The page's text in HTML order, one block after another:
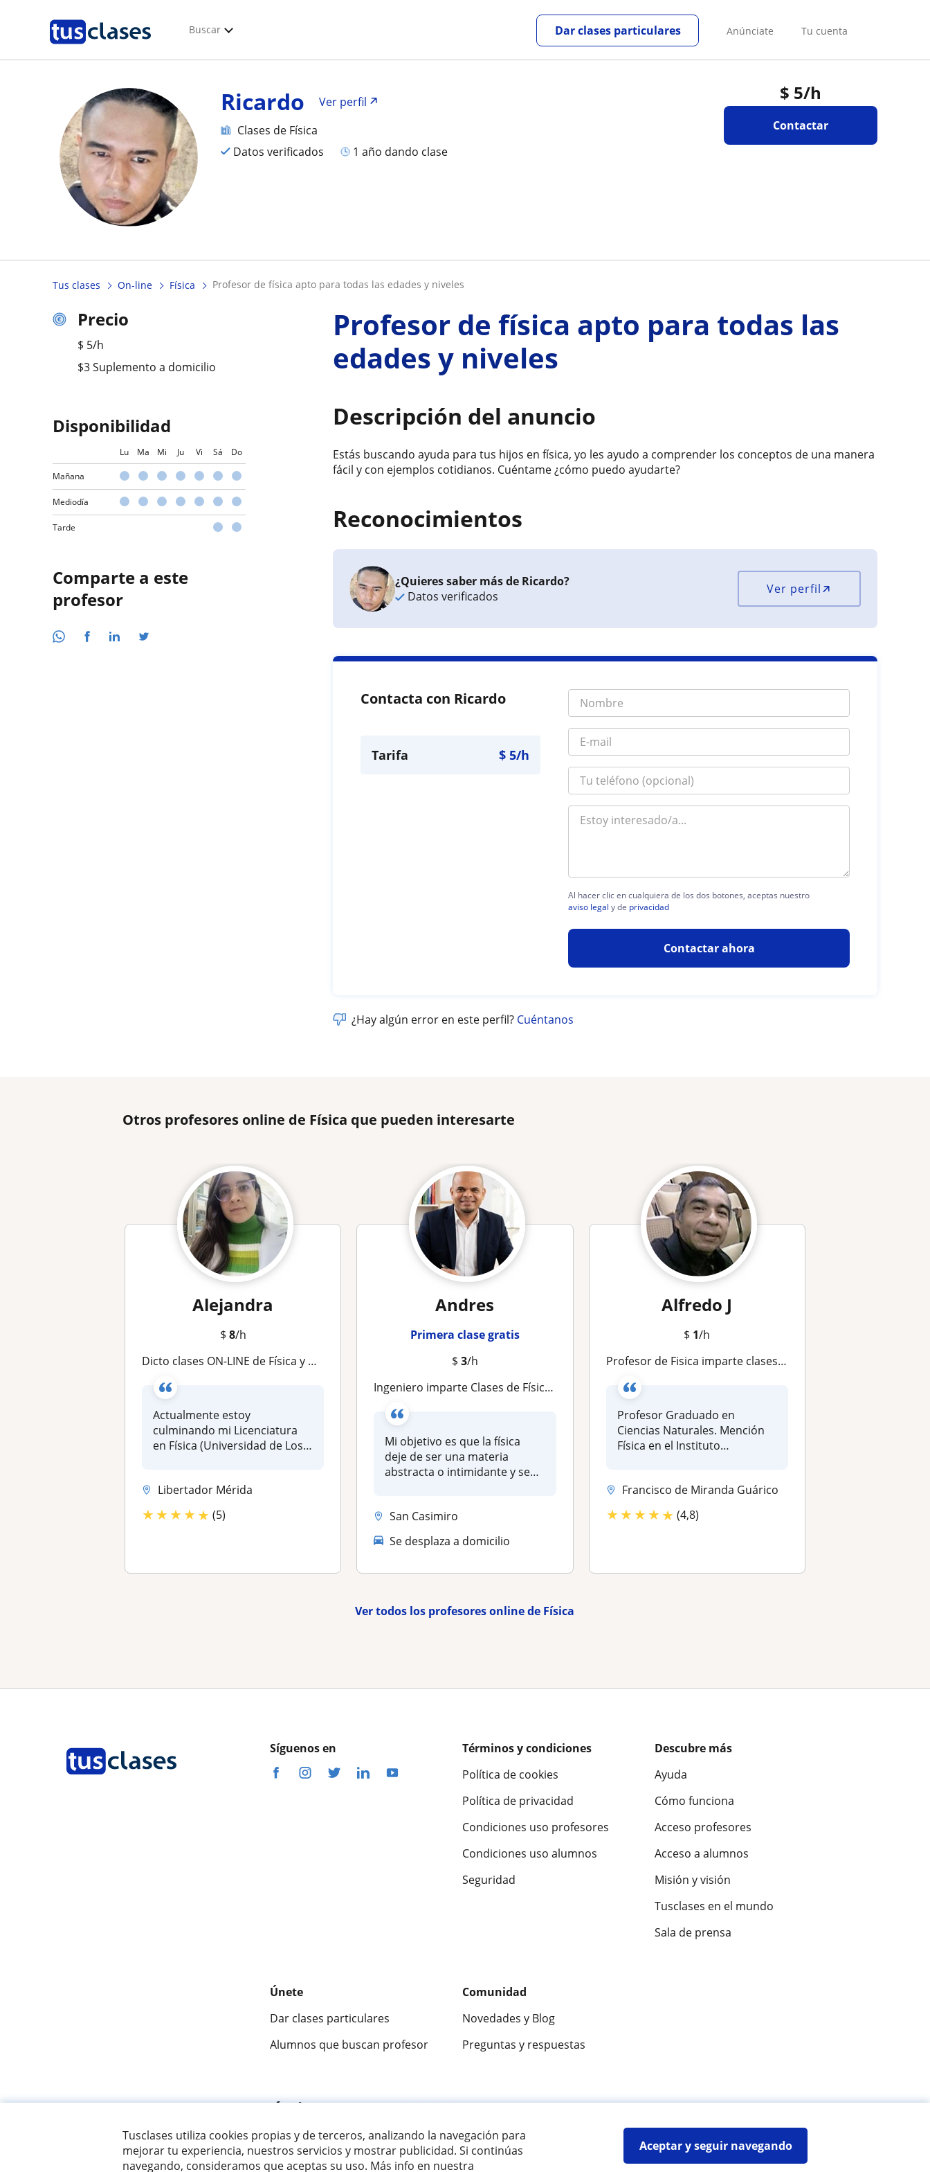
Tusclases utiliza cookies propias y de terceros, analizando la navegación para
mejorar tu experiencia, nuestros servicios y mostrar publicidad. Si continúas
navegando, consideramos que aceptas su uso. Más info en nuestra
Aceptar y seguir navegando
Buscar Anúnciate Tu cuenta
Dar clases particulares
$ 5/h
Contactar
Ricardo
Ver perfil
Clases de Física
Datos verificados
1 año dando clase
Tus clases On-line Física profesor de física apto para todas las edades y niveles
Precio
$ 5/h
$3 Suplemento a domicilio
Disponibilidad
Lu Ma Mi Ju Vi Sá Do
Mañana
Mediodía
Tarde
Comparte a este
profesor
Profesor de física apto para todas las
edades y niveles
Descripción del anuncio
Estás buscando ayuda para tus hijos en física, yo les ayudo a comprender los conceptos de una manera
fácil y con ejemplos cotidianos. Cuéntame ¿cómo puedo ayudarte?
Reconocimientos
¿Quieres saber más de Ricardo?
Datos verificados
Ver perfil
Contacta con Ricardo
Tarifa $5/h
Al hacer clic en cualquiera de los dos botones, aceptas nuestro
aviso legal y de privacidad
Contactar ahora
¿Hay algún error en este perfil? Cuéntanos
Otros profesores online de Física que pueden interesarte
Alejandra
$ 8/h
Dicto clases ON-LINE de Física y Matemáticas. Te apoyo con la resolución de ejercicios
Actualmente estoy
culminando mi Licenciatura
en Física (Universidad de Los
Libertador Mérida
★★★★★ (5)
Andres
Primera clase gratis
$ 3/h
Ingeniero imparte Clases de Física de Bachillerato | Método Práctico y Resolución de Ejercicios Paso a Paso (Online)
Mi objetivo es que la física
deje de ser una materia
abstracta o intimidante y se
San Casimiro
Se desplaza a domicilio
Alfredo J
$ 1/h
Profesor de Fisica imparte clases y orientación en la interpretación y resolución de problemas propuestos de Física
Profesor Graduado en
Ciencias Naturales. Mención
Física en el Instituto
Francisco de Miranda Guárico
★★★★★ (4,8)
Ver todos los profesores online de Física
Síguenos en
Términos y condiciones
Política de cookies
Política de privacidad
Condiciones uso profesores
Condiciones uso alumnos
Seguridad
Descubre más
Ayuda
Cómo funciona
Acceso profesores
Acceso a alumnos
Misión y visión
Tusclases en el mundo
Sala de prensa
Únete
Dar clases particulares
Alumnos que buscan profesor
Comunidad
Novedades y Blog
Preguntas y respuestas
Fantástica 9,5/10 ★★★★★
© 2007 - 2026 Tusclases.com.ve Mapa web:Profesores particulares